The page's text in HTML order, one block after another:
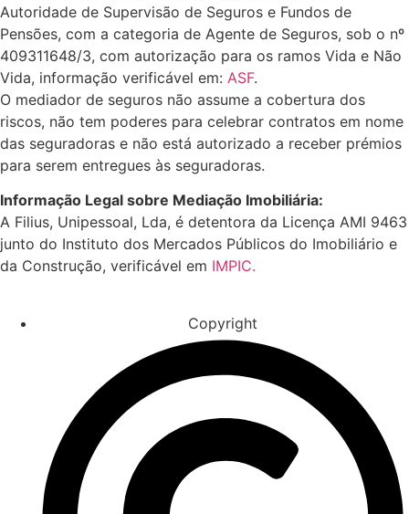
Autoridade de Supervisão de Seguros e Fundos de
Pensões, com a categoria de Agente de Seguros, sob o nº
409311648/3, com autorização para os ramos Vida e Não
Vida, informação verificável em: ASF.
O mediador de seguros não assume a cobertura dos
riscos, não tem poderes para celebrar contratos em nome
das seguradoras e não está autorizado a receber prémios
para serem entregues às seguradoras.
Informação Legal sobre Mediação Imobiliária:
A Filius, Unipessoal, Lda, é detentora da Licença AMI 9463
junto do Instituto dos Mercados Públicos do Imobiliário e
da Construção, verificável em IMPIC.
Copyright